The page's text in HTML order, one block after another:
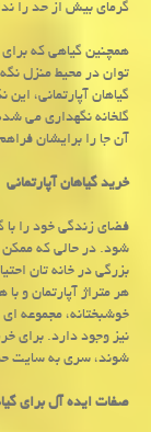
گرمای بیش از حد را
همچنین گیاهی که برای
توان در محیط منزل
گیاهان آپارتمانی،
گلخانه نگهداری می
آن جا را برایشان
خرید گیاهان آپارتمانی
فضای زندگی خود را با
شود. در حالی که ممکن
بزرگی در خانه تان
هر متراژ آپارتمان و
خوشبختانه، مجموعه ای
نیز وجود دارد. برای
شوند، سری به سایت
صفات ایده آل برای